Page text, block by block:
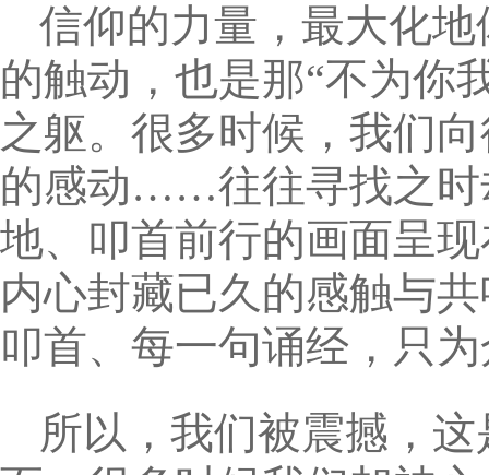
信仰的力量，最大化
的触动，也是那“不为你
之躯。很多时候，我们
的感动……往往寻找之时
地、叩首前行的画面呈
内心封藏已久的感触与
叩首、每一句诵经，只
所以，我们被震撼，